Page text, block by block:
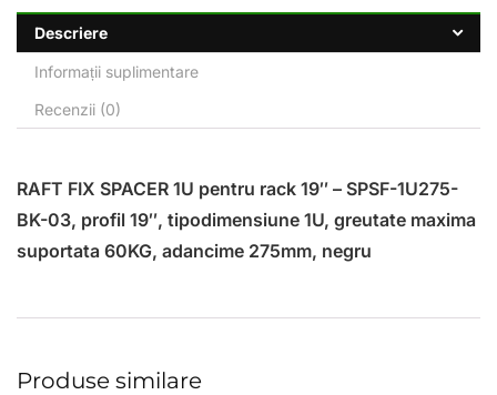
Descriere
Informații suplimentare
Recenzii (0)
RAFT FIX SPACER 1U pentru rack 19″ – SPSF-1U275-
BK-03, profil 19″, tipodimensiune 1U, greutate maxima
suportata 60KG, adancime 275mm, negru
Produse similare